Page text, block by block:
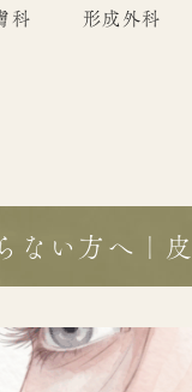
科 形成外科
ない方へ｜